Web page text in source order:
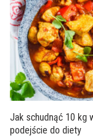
Jak schudnąć 10 kg
podejście do diety